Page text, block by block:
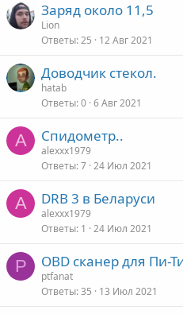
Заряд около 11,5
Lion
Ответы 25 12 Авг 2021
Доводчик стекол.
hatab
Ответы 0 6 Авг 2021
A Спидометр..
alexxx1979
Ответы 7 24 Июл 2021
A DRB 3 в Беларуси
alexxx1979
Ответы 1 24 Июл 2021
P OBD сканер для Пи-
ptfanat
Ответы 35 13 Июл 2021